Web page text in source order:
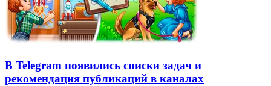
В Telegram появились списки задач и
рекомендация публикаций в каналах